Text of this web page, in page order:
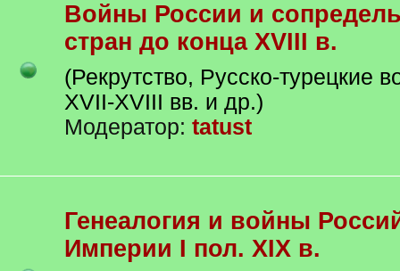
Войны России и сопредельных
стран до конца XVIII в.
(Рекрутство, Русско-турецкие
XVII-XVIII вв. и др.)
Модератор: tatust
Генеалогия и войны Российской
Империи I пол. XIX в.